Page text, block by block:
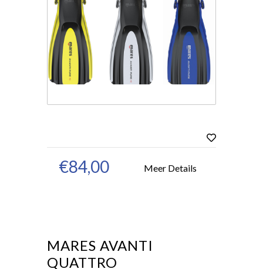
€84,00 Meer Details
MARES AVANTI
QUATTRO